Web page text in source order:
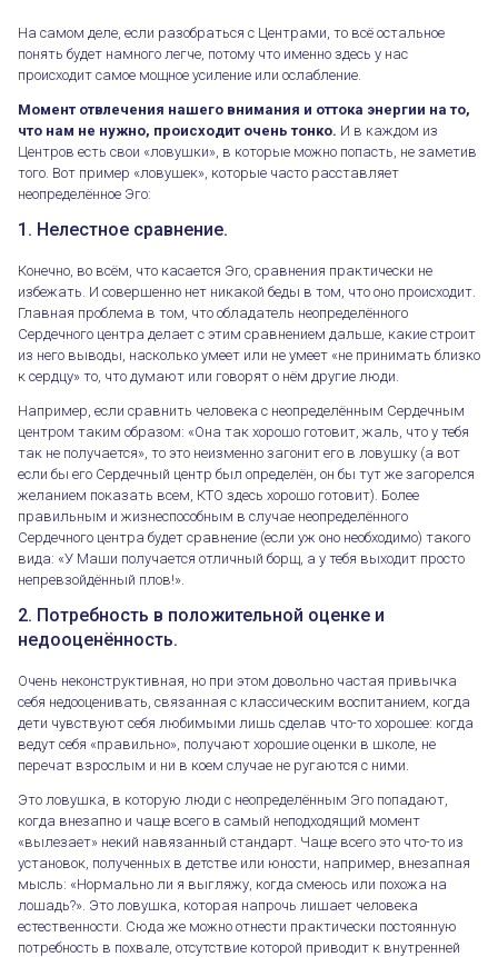
На самом деле, если разобраться с Центрами, то всё остальное
понять будет намного легче, потому что именно здесь у нас
происходит самое мощное усиление или ослабление.
Момент отвлечения нашего внимания и оттока энергии на то,
что нам не нужно, происходит очень тонко. И в каждом из
Центров есть свои «ловушки», в которые можно попасть, не заметив
того. Вот пример «ловушек», которые часто расставляет
неопределённое Эго:
1. Нелестное сравнение.
Конечно, во всём, что касается Эго, сравнения практически не
избежать. И совершенно нет никакой беды в том, что оно происходит.
Главная проблема в том, что обладатель неопределённого
Сердечного центра делает с этим сравнением дальше, какие строит
из него выводы, насколько умеет или не умеет «не принимать близко
к сердцу» то, что думают или говорят о нём другие люди.
Например, если сравнить человека с неопределённым Сердечным
центром таким образом: «Она так хорошо готовит, жаль, что у тебя
так не получается», то это неизменно загонит его в ловушку (а вот
если бы его Сердечный центр был определён, он бы тут же загорелся
желанием показать всем, КТО здесь хорошо готовит). Более
правильным и жизнеспособным в случае неопределённого
Сердечного центра будет сравнение (если уж оно необходимо) такого
вида: «У Маши получается отличный борщ, а у тебя выходит просто
непревзойдённый плов!».
2. Потребность в положительной оценке и
недооценённость.
Очень неконструктивная, но при этом довольно частая привычка
себя недооценивать, связанная с классическим воспитанием, когда
дети чувствуют себя любимыми лишь сделав что-то хорошее: когда
ведут себя «правильно», получают хорошие оценки в школе, не
перечат взрослым и ни в коем случае не ругаются с ними.
Это ловушка, в которую люди с неопределённым Эго попадают,
когда внезапно и чаще всего в самый неподходящий момент
«вылезает» некий навязанный стандарт. Чаще всего это что-то из
установок, полученных в детстве или юности, например, внезапная
мысль: «Нормально ли я выгляжу, когда смеюсь или похожа на
лошадь?». Это ловушка, которая напрочь лишает человека
естественности. Сюда же можно отнести практически постоянную
потребность в похвале, отсутствие которой приводит к внутренней